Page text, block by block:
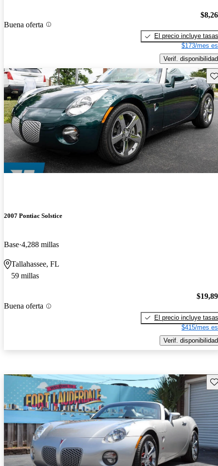
Buena oferta
El precio incluye tasas
$173/mes
Verif. disponibilidad
2007 Pontiac Solstice
Base 4,288 millas
Tallahassee, FL
59 millas
Buena oferta
El precio incluye tasas
$415/mes
Verif. disponibilidad